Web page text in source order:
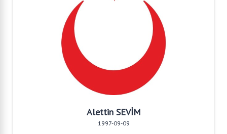
Alettin SEVİM
1997-09-09